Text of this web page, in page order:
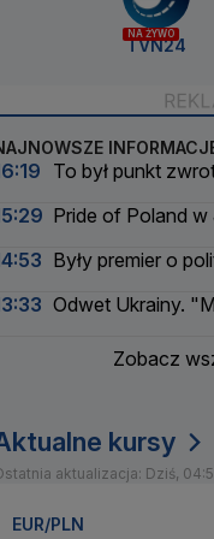
NA ŻYWO
TVN24
To był punkt
Pride of Poland w
Były premier o
Odwet Ukrainy.
Zobacz
kursy
aktualizacja: Dziś,
EUR/PLN